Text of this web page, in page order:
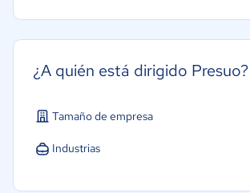
¿A quién está dirigido Presuo?
Tamaño de empresa
Micro: 1 a 9 trabajadores
Industrias